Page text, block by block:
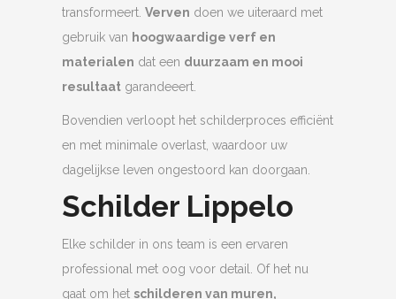
transformeert. Verven doen we uiteraard met
gebruik van hoogwaardige verf en
materialen dat een duurzaam en mooi
resultaat garandeeert.
Bovendien verloopt het schilderproces efficiënt
en met minimale overlast, waardoor uw
dagelijkse leven ongestoord kan doorgaan.
Schilder Lippelo
Elke schilder in ons team is een ervaren
professional met oog voor detail. Of het nu
gaat om het schilderen van muren,